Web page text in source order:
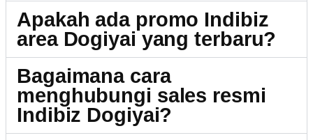
Apakah ada promo Indibiz
area Dogiyai yang terbaru?
Bagaimana cara
menghubungi sales resmi
Indibiz Dogiyai?